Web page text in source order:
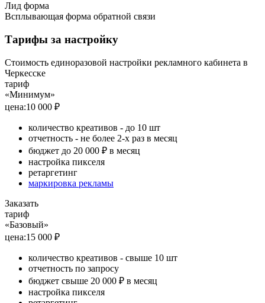
Лид форма
Всплывающая форма обратной связи
Тарифы за настройку
Стоимость единоразовой настройки рекламного кабинета в
Черкесске
тариф
«Минимум»
цена:10 000 ₽
количество креативов - до 10 шт
отчетность - не более 2-х раз в месяц
бюджет до 20 000 ₽ в месяц
настройка пикселя
ретаргетинг
маркировка рекламы
Заказать
тариф
«Базовый»
цена:15 000 ₽
количество креативов - свыше 10 шт
отчетность по запросу
бюджет свыше 20 000 ₽ в месяц
настройка пикселя